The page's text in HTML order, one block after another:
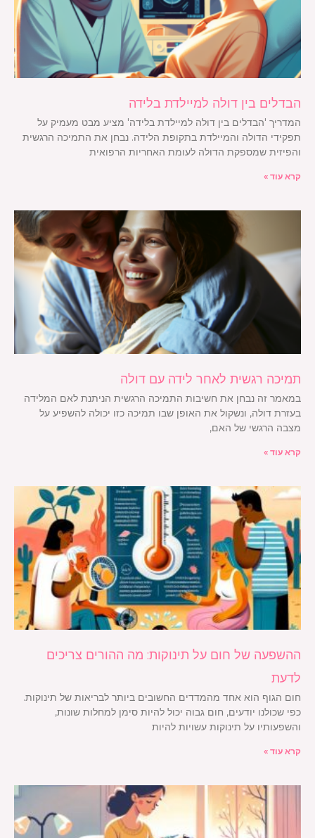
הבדלים בין דולה למיילדת בלידה
המדריך 'הבדלים בין דולה למיילדת בלידה' מציע מבט מעמיק על
תפקידי הדולה והמיילדת בתקופת הלידה. נבחן את התמיכה הרגשית
והפיזית שמספקת הדולה לעומת האחריות הרפואית
קרא עוד »
תמיכה רגשית לאחר לידה עם דולה
במאמר זה נבחן את חשיבות התמיכה הרגשית הניתנת לאם המלידה
בעזרת דולה, ונשקול את האופן שבו תמיכה כזו יכולה להשפיע על
מצבה הרגשי של האם,
קרא עוד »
ההשפעה של חום על תינוקות: מה ההורים צריכים
לדעת
חום הגוף הוא אחד מהמדדים החשובים ביותר לבריאות של תינוקות.
כפי שכולנו יודעים, חום גבוה יכול להיות סימן למחלות שונות,
והשפעותיו על תינוקות עשויות להיות
קרא עוד »